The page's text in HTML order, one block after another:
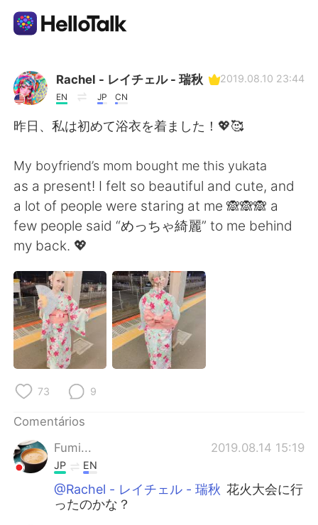
Aplicativo de troca de idioma
AI Grammar Checker
English 简体中文
繁體中文
العربية Français
Deutsch 日本語
한국어 Русский
ไทย
Italiano
Tiếng Việt
Rachel - レイチェル - 瑞秋
EN JP CN
2019.08.10 23:44
昨日、私は初めて浴衣を着ました！💖🥰
My boyfriend’s mom bought me this yukata
as a present! I felt so beautiful and cute, and
a lot of people were staring at me 🙈🙈🙈 a
few people said “めっちゃ綺麗” to me behind
my back. 💖
73 9
Comentários
Fumi...
2019.08.14 15:19
JP EN
@Rachel - レイチェル - 瑞秋 花火大会に行
ったのかな？